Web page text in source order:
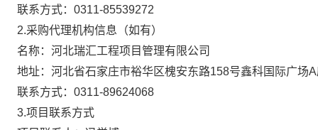
联系方式：0311-85539272
2.采购代理机构信息（如有）
名称：河北瑞汇工程项目管理有限公司
地址：河北省石家庄市裕华区槐安东路158号鑫科国际广场
联系方式：0311-89624068
3.项目联系方式